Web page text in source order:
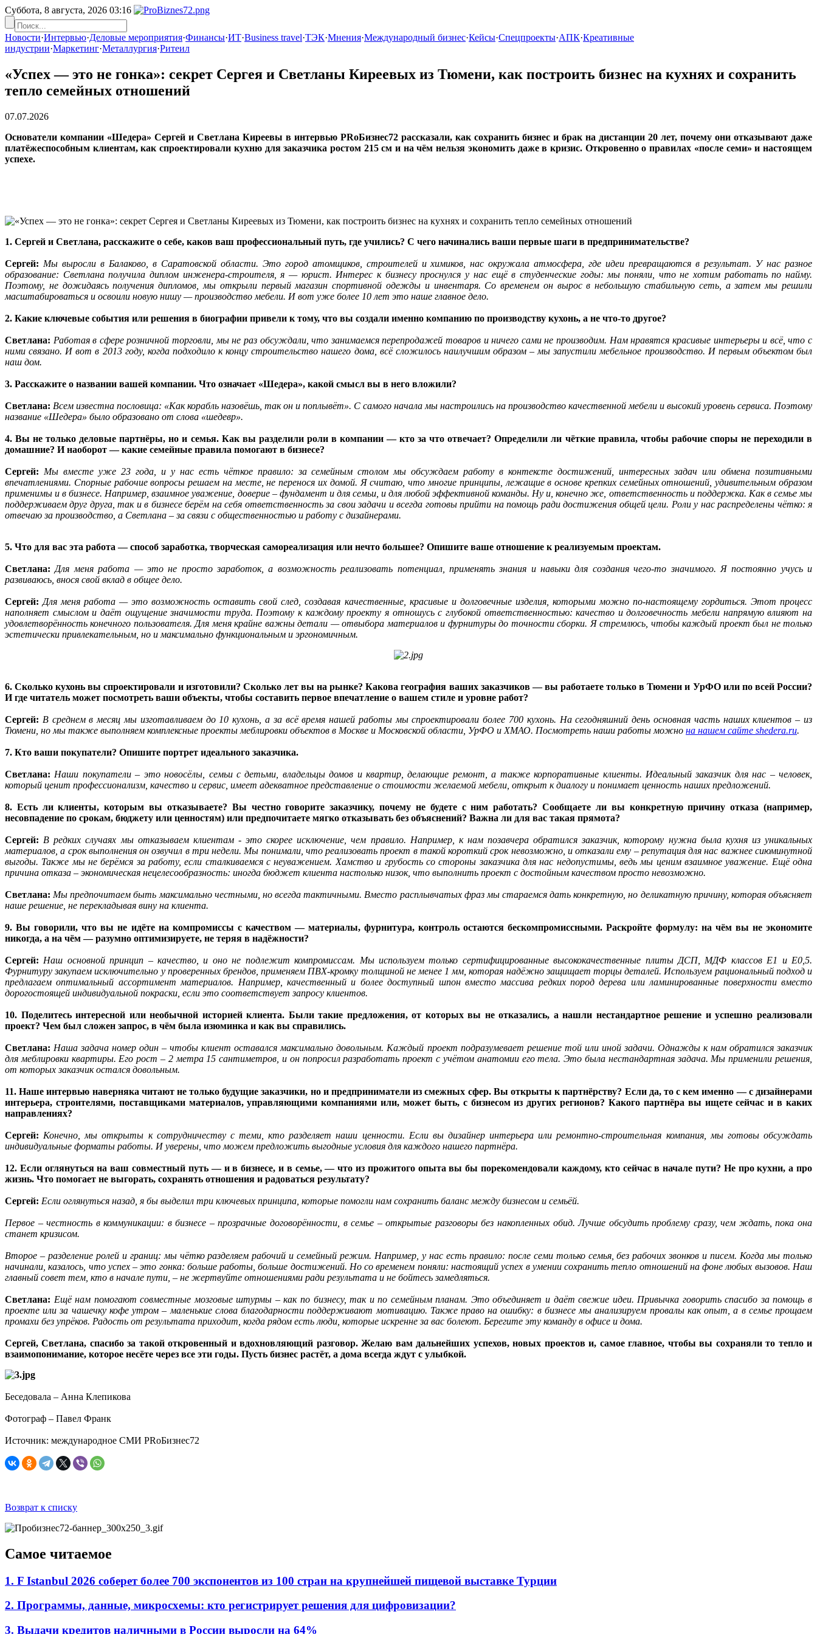
Суббота, 8 августа, 2026 03:16
Новости·Интервью·Деловые мероприятия·Финансы·ИТ·Business travel·ТЭК·Мнения·Международный бизнес·Кейсы·Спецпроекты·АПК·Креативные
индустрии·Маркетинг·Металлургия·Ритеил
«Успех — это не гонка»: секрет Сергея и Светланы Киреевых из Тюмени, как построить бизнес на кухнях и сохранить
тепло семейных отношений
07.07.2026
Основатели компании «Шедера» Сергей и Светлана Киреевы в интервью PRоБизнес72 рассказали, как сохранить бизнес и брак на дистанции 20 лет, почему они отказывают даже
платёжеспособным клиентам, как спроектировали кухню для заказчика ростом 215 см и на чём нельзя экономить даже в кризис. Откровенно о правилах «после семи» и настоящем
успехе.
1. Сергей и Светлана, расскажите о себе, каков ваш профессиональный путь, где учились? С чего начинались ваши первые шаги в предпринимательстве?
Сергей: Мы выросли в Балаково, в Саратовской области. Это город атомщиков, строителей и химиков, нас окружала атмосфера, где идеи превращаются в результат. У нас разное
образование: Светлана получила диплом инженера-строителя, я — юрист. Интерес к бизнесу проснулся у нас ещё в студенческие годы: мы поняли, что не хотим работать по найму.
Поэтому, не дожидаясь получения дипломов, мы открыли первый магазин спортивной одежды и инвентаря. Со временем он вырос в небольшую стабильную сеть, а затем мы решили
масштабироваться и освоили новую нишу — производство мебели. И вот уже более 10 лет это наше главное дело.
2. Какие ключевые события или решения в биографии привели к тому, что вы создали именно компанию по производству кухонь, а не что-то другое?
Светлана: Работая в сфере розничной торговли, мы не раз обсуждали, что занимаемся перепродажей товаров и ничего сами не производим. Нам нравятся красивые интерьеры и всё, что с
ними связано. И вот в 2013 году, когда подходило к концу строительство нашего дома, всё сложилось наилучшим образом – мы запустили мебельное производство. И первым объектом был
наш дом.
3. Расскажите о названии вашей компании. Что означает «Шедера», какой смысл вы в него вложили?
Светлана: Всем известна пословица: «Как корабль назовёшь, так он и поплывёт». С самого начала мы настроились на производство качественной мебели и высокий уровень сервиса. Поэтому
название «Шедера» было образовано от слова «шедевр».
4. Вы не только деловые партнёры, но и семья. Как вы разделили роли в компании — кто за что отвечает? Определили ли чёткие правила, чтобы рабочие споры не переходили в
домашние? И наоборот — какие семейные правила помогают в бизнесе?
Сергей: Мы вместе уже 23 года, и у нас есть чёткое правило: за семейным столом мы обсуждаем работу в контексте достижений, интересных задач или обмена позитивными
впечатлениями. Спорные рабочие вопросы решаем на месте, не перенося их домой. Я считаю, что многие принципы, лежащие в основе крепких семейных отношений, удивительным образом
применимы и в бизнесе. Например, взаимное уважение, доверие – фундамент и для семьи, и для любой эффективной команды. Ну и, конечно же, ответственность и поддержка. Как в семье мы
поддерживаем друг друга, так и в бизнесе берём на себя ответственность за свои задачи и всегда готовы прийти на помощь ради достижения общей цели. Роли у нас распределены чётко: я
отвечаю за производство, а Светлана – за связи с общественностью и работу с дизайнерами.
5. Что для вас эта работа — способ заработка, творческая самореализация или нечто большее? Опишите ваше отношение к реализуемым проектам.
Светлана: Для меня работа — это не просто заработок, а возможность реализовать потенциал, применять знания и навыки для создания чего-то значимого. Я постоянно учусь и
развиваюсь, внося свой вклад в общее дело.
Сергей: Для меня работа — это возможность оставить свой след, создавая качественные, красивые и долговечные изделия, которыми можно по-настоящему гордиться. Этот процесс
наполняет смыслом и даёт ощущение значимости труда. Поэтому к каждому проекту я отношусь с глубокой ответственностью: качество и долговечность мебели напрямую влияют на
удовлетворённость конечного пользователя. Для меня крайне важны детали — отвыбора материалов и фурнитуры до точности сборки. Я стремлюсь, чтобы каждый проект был не только
эстетически привлекательным, но и максимально функциональным и эргономичным.
6. Сколько кухонь вы спроектировали и изготовили? Сколько лет вы на рынке? Какова география ваших заказчиков — вы работаете только в Тюмени и УрФО или по всей России?
И где читатель может посмотреть ваши объекты, чтобы составить первое впечатление о вашем стиле и уровне работ?
Сергей: В среднем в месяц мы изготавливаем до 10 кухонь, а за всё время нашей работы мы спроектировали более 700 кухонь. На сегодняшний день основная часть наших клиентов – из
Тюмени, но мы также выполняем комплексные проекты меблировки объектов в Москве и Московской области, УрФО и ХМАО. Посмотреть наши работы можно на нашем сайте shedera.ru.
7. Кто ваши покупатели? Опишите портрет идеального заказчика.
Светлана: Наши покупатели – это новосёлы, семьи с детьми, владельцы домов и квартир, делающие ремонт, а также корпоративные клиенты. Идеальный заказчик для нас – человек,
который ценит профессионализм, качество и сервис, имеет адекватное представление о стоимости желаемой мебели, открыт к диалогу и понимает ценность наших предложений.
8. Есть ли клиенты, которым вы отказываете? Вы честно говорите заказчику, почему не будете с ним работать? Сообщаете ли вы конкретную причину отказа (например,
несовпадение по срокам, бюджету или ценностям) или предпочитаете мягко отказывать без объяснений? Важна ли для вас такая прямота?
Сергей: В редких случаях мы отказываем клиентам - это скорее исключение, чем правило. Например, к нам позавчера обратился заказчик, которому нужна была кухня из уникальных
материалов, а срок выполнения он озвучил в три недели. Мы понимали, что реализовать проект в такой короткий срок невозможно, и отказали ему – репутация для нас важнее сиюминутной
выгоды. Также мы не берёмся за работу, если сталкиваемся с неуважением. Хамство и грубость со стороны заказчика для нас недопустимы, ведь мы ценим взаимное уважение. Ещё одна
причина отказа – экономическая нецелесообразность: иногда бюджет клиента настолько низок, что выполнить проект с достойным качеством просто невозможно.
Светлана: Мы предпочитаем быть максимально честными, но всегда тактичными. Вместо расплывчатых фраз мы стараемся дать конкретную, но деликатную причину, которая объясняет
наше решение, не перекладывая вину на клиента.
9. Вы говорили, что вы не идёте на компромиссы с качеством — материалы, фурнитура, контроль остаются бескомпромиссными. Раскройте формулу: на чём вы не экономите
никогда, а на чём — разумно оптимизируете, не теряя в надёжности?
Сергей: Наш основной принцип – качество, и оно не подлежит компромиссам. Мы используем только сертифицированные высококачественные плиты ДСП, МДФ классов Е1 и Е0,5.
Фурнитуру закупаем исключительно у проверенных брендов, применяем ПВХ-кромку толщиной не менее 1 мм, которая надёжно защищает торцы деталей. Используем рациональный подход и
предлагаем оптимальный ассортимент материалов. Например, качественный и более доступный шпон вместо массива редких пород дерева или ламинированные поверхности вместо
дорогостоящей индивидуальной покраски, если это соответствует запросу клиентов.
10. Поделитесь интересной или необычной историей клиента. Были такие предложения, от которых вы не отказались, а нашли нестандартное решение и успешно реализовали
проект? Чем был сложен запрос, в чём была изюминка и как вы справились.
Светлана: Наша задача номер один – чтобы клиент оставался максимально довольным. Каждый проект подразумевает решение той или иной задачи. Однажды к нам обратился заказчик
для меблировки квартиры. Его рост – 2 метра 15 сантиметров, и он попросил разработать проект с учётом анатомии его тела. Это была нестандартная задача. Мы применили решения,
от которых заказчик остался довольным.
11. Наше интервью наверняка читают не только будущие заказчики, но и предприниматели из смежных сфер. Вы открыты к партнёрству? Если да, то с кем именно — с дизайнерами
интерьера, строителями, поставщиками материалов, управляющими компаниями или, может быть, с бизнесом из других регионов? Какого партнёра вы ищете сейчас и в каких
направлениях?
Сергей: Конечно, мы открыты к сотрудничеству с теми, кто разделяет наши ценности. Если вы дизайнер интерьера или ремонтно-строительная компания, мы готовы обсуждать
индивидуальные форматы работы. И уверены, что можем предложить выгодные условия для каждого нашего партнёра.
12. Если оглянуться на ваш совместный путь — и в бизнесе, и в семье, — что из прожитого опыта вы бы порекомендовали каждому, кто сейчас в начале пути? Не про кухни, а про
жизнь. Что помогает не выгорать, сохранять отношения и радоваться результату?
Сергей: Если оглянуться назад, я бы выделил три ключевых принципа, которые помогли нам сохранить баланс между бизнесом и семьёй.
Первое – честность в коммуникации: в бизнесе – прозрачные договорённости, в семье – открытые разговоры без накопленных обид. Лучше обсудить проблему сразу, чем ждать, пока она
станет кризисом.
Второе – разделение ролей и границ: мы чётко разделяем рабочий и семейный режим. Например, у нас есть правило: после семи только семья, без рабочих звонков и писем. Когда мы только
начинали, казалось, что успех – это гонка: больше работы, больше достижений. Но со временем поняли: настоящий успех в умении сохранить тепло отношений на фоне любых вызовов. Наш
главный совет тем, кто в начале пути, – не жертвуйте отношениями ради результата и не бойтесь замедляться.
Светлана: Ещё нам помогают совместные мозговые штурмы – как по бизнесу, так и по семейным планам. Это объединяет и даёт свежие идеи. Привычка говорить спасибо за помощь в
проекте или за чашечку кофе утром – маленькие слова благодарности поддерживают мотивацию. Также право на ошибку: в бизнесе мы анализируем провалы как опыт, а в семье прощаем
промахи без упрёков. Радость от результата приходит, когда рядом есть люди, которые искренне за вас болеют. Берегите эту команду в офисе и дома.
Сергей, Светлана, спасибо за такой откровенный и вдохновляющий разговор. Желаю вам дальнейших успехов, новых проектов и, самое главное, чтобы вы сохраняли то тепло и
взаимопонимание, которое несёте через все эти годы. Пусть бизнес растёт, а дома всегда ждут с улыбкой.
Беседовала – Анна Клепикова
Фотограф – Павел Франк
Источник: международное СМИ PRоБизнес72
Возврат к списку
Самое читаемое
1. F Istanbul 2026 соберет более 700 экспонентов из 100 стран на крупнейшей пищевой выставке Турции
2. Программы, данные, микросхемы: кто регистрирует решения для цифровизации?
3. Выдачи кредитов наличными в России выросли на 64%